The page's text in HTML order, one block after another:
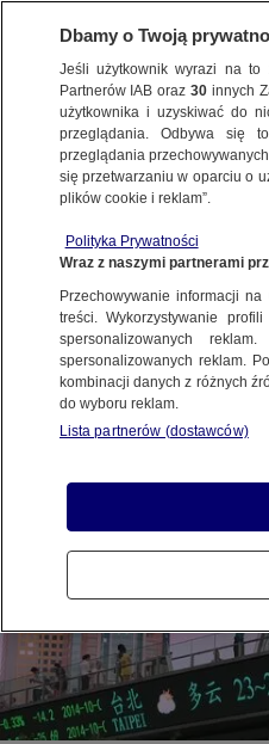
BIZNES
TECH
Seksistowskie
technologicznych
24.04.2018, 12:13
Udostępnij
Dbamy o Twoją
Jeśli użytkownik wyrazi na
Partnerów IAB oraz30 innych
użytkownika i uzyskiwać do
przeglądania. Odbywa się
przeglądania
się przetwarzaniu w oparciu o
plików cookie i reklam”.
Polityka Prywatności
Wraz z naszymi partnerami
Przechowywanie informacji
treści. Wykorzystywanie
spersonalizowanych
spersonalizowanych reklam.
kombinacji danych z różnych
do wyboru reklam.
Lista partnerów (dostawców)